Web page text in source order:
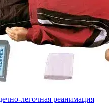
легочная реанимация